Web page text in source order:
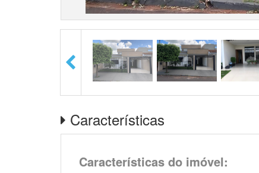
Características
Características do imóvel: